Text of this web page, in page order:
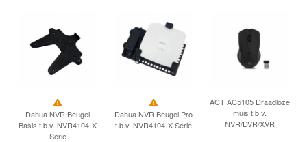
CONTACT
INLOGGEN
Dahua NVR Beugel
Basis t.b.v. NVR4104-X
Serie
Dahua NVR Beugel Pro
t.b.v. NVR4104-X Serie
ACT AC5105 Draadloze
muis t.b.v.
NVR/DVR/XVR